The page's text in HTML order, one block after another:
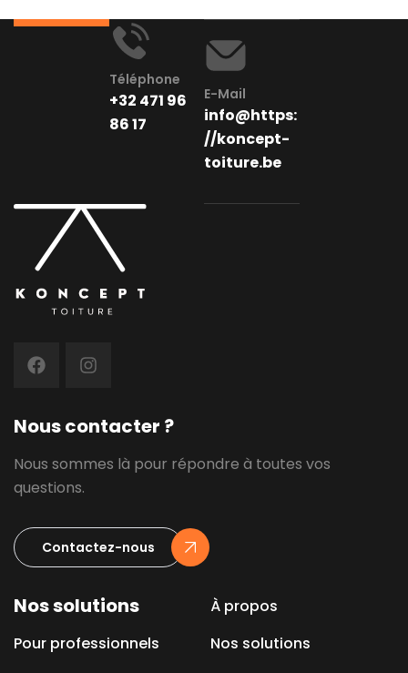
Téléphone
+32 471 96
86 17
E-Mail
info@https:
//koncept-
toiture.be
Nos solutions
Pour professionnels
À propos
Nos solutions
Nous contacter ?
Nous sommes là pour répondre à toutes vos
questions.
Contactez-nous